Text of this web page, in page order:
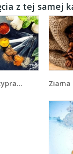
z tej samej
- JN735 Ziarna kawy